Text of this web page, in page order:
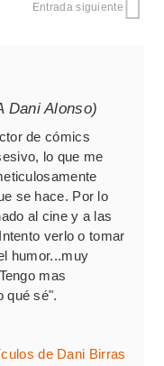
Entrada siguiente
Dani Alonso)
de cómics
lo que me
se hace. Por lo
al cine y a las
verlo o tomar
humor...muy
mas
qué sé".
de Dani Birras